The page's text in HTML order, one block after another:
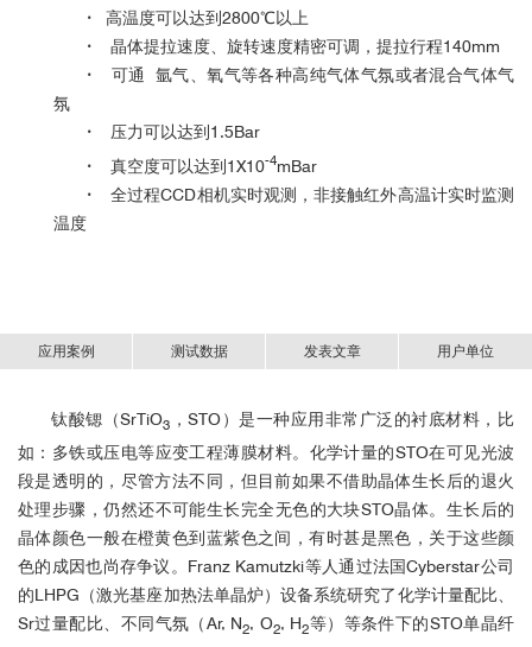
· 高温度可以达到2800℃以上
· 晶体提拉速度、旋转速度精密可调，提拉行程140mm
· 可通 氩气、氧气等各种高纯气体气氛或者混合气体气
氛
· 压力可以达到1.5Bar
· 真空度可以达到1X10-4mBar
·全过程CCD相机实时观测，非接触红外高温计实时监测
温度
应用案例 测试数据 发表文章 用户单位
钛酸锶（SrTiO3 ，STO）是一种应用非常广泛的衬底材料，比
如：多铁或压电等应变工程薄膜材料。化学计量的STO在可见光波
段是透明的，尽管方法不同，但目前如果不借助晶体生长后的退火
处理步骤，仍然还不可能生长完全无色的大块STO晶体。生长后的
晶体颜色一般在橙黄色到蓝紫色之间，有时甚是黑色，关于这些颜
色的成因也尚存争议。 Franz Kamutzki等人通过法国Cyberstar公司
的LHPG （激光基座加热法单晶炉）设备系统研究了化学计量配比、
Sr过量配比、不同气氛（Ar, N2, O2, H2等）等条件下的STO单晶纤
Optical Materials，
2.
CrystEngComm